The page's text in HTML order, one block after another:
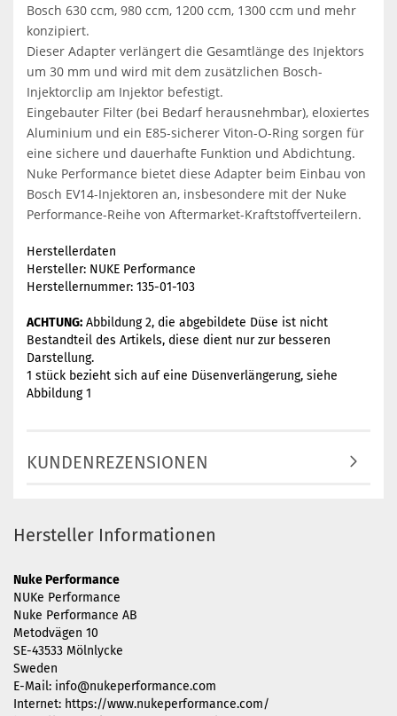
Bosch 630 ccm, 980 ccm, 1200 ccm, 1300 ccm und mehr
konzipiert.
Dieser Adapter verlängert die Gesamtlänge des Injektors
um 30 mm und wird mit dem zusätzlichen Bosch-
Injektorclip am Injektor befestigt.
Eingebauter Filter (bei Bedarf herausnehmbar), eloxiertes
Aluminium und ein E85-sicherer Viton-O-Ring sorgen für
eine sichere und dauerhafte Funktion und Abdichtung.
Nuke Performance bietet diese Adapter beim Einbau von
Bosch EV14-Injektoren an, insbesondere mit der Nuke
Performance-Reihe von Aftermarket-Kraftstoffverteilern.
Herstellerdaten
Hersteller: NUKE Performance
Herstellernummer: 135-01-103
ACHTUNG: Abbildung 2, die abgebildete Düse ist nicht
Bestandteil des Artikels, diese dient nur zur besseren
Darstellung.
1 stück bezieht sich auf eine Düsenverlängerung, siehe
Abbildung 1
KUNDENREZENSIONEN
Hersteller Informationen
Nuke Performance
NUKe Performance
Nuke Performance AB
Metodvägen 10
SE-43533 Mölnlycke
Sweden
E-Mail: info@nukeperformance.com
Internet: https://www.nukeperformance.com/